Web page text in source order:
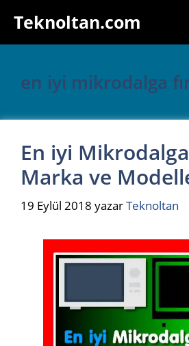
atlaTeknoltan.com
en iyi mikrodalga
En iyi Mikrodalga
Marka ve
19 Eylül 2018 yazarTeknoltan